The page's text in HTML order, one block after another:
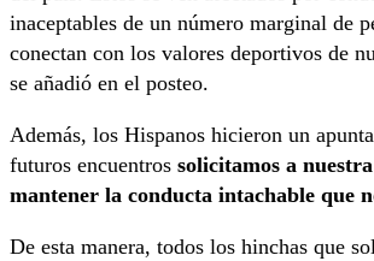
inaceptables de un número marginal de
conectan con los valores deportivos de
se añadió en el posteo.
Además, los Hispanos hicieron un
futuros encuentros solicitamos a
mantener la conducta intachable que
De esta manera, todos los hinchas que